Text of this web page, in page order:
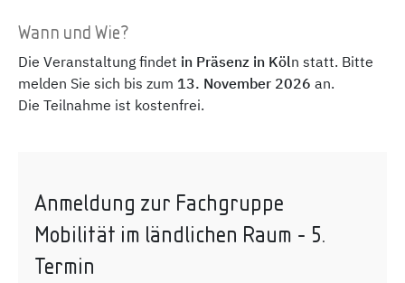
Wann und Wie?
Die Veranstaltung findet in Präsenz in Köln statt. Bitte
melden Sie sich bis zum 13. November 2026an.
Die Teilnahme ist kostenfrei.
Anmeldung zur Fachgruppe
Mobilität im ländlichen Raum - 5.
Termin